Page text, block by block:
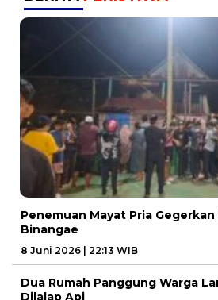
Penemuan Mayat Pria
Binangae
8 Juni 2026 | 22:13 WIB
Dua Rumah Panggung Warga
Dilalap Api